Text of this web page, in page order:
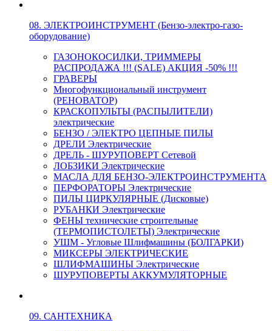
08. ЭЛЕКТРОИНСТРУМЕНТ (Бензо-электро-газо-
оборудование)
ГАЗОНОКОСИЛКИ, ТРИММЕРЫ
РАСПРОДАЖА !!! (SALE) АКЦИЯ -50% !!!
ГРАВЕРЫ
Многофункциональный инструмент
(РЕНОВАТОР)
КРАСКОПУЛЬТЫ (РАСПЫЛИТЕЛИ)
электрические
БЕНЗО / ЭЛЕКТРО ЦЕПНЫЕ ПИЛЫ
ДРЕЛИ Электрические
ДРЕЛЬ - ШУРУПОВЕРТ Сетевой
ЛОБЗИКИ Электрические
МАСЛА ДЛЯ БЕНЗО-ЭЛЕКТРОИНСТРУМЕНТА
ПЕРФОРАТОРЫ Электрические
ПИЛЫ ЦИРКУЛЯРНЫЕ (Дисковые)
РУБАНКИ Электрические
ФЕНЫ технические строительные
(ТЕРМОПИСТОЛЕТЫ) Электрические
УШМ - Угловые Шлифмашины (БОЛГАРКИ)
МИКСЕРЫ ЭЛЕКТРИЧЕСКИЕ
ШЛИФМАШИНЫ Электрические
ШУРУПОВЕРТЫ АККУМУЛЯТОРНЫЕ
09. САНТЕХНИКА